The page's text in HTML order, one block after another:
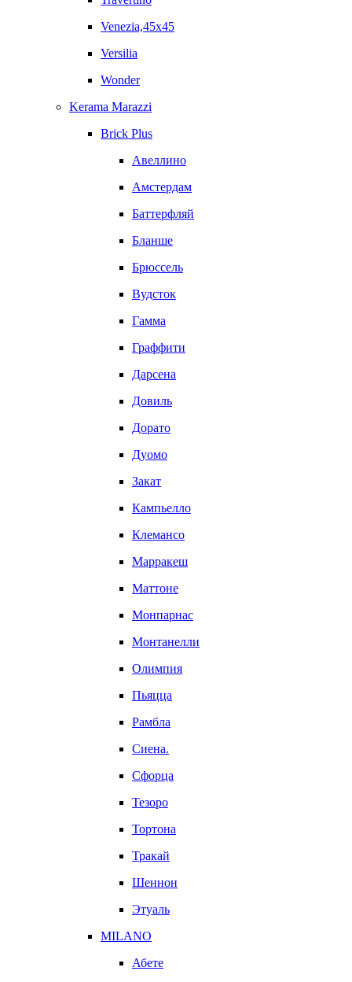
Venezia,45x45
Versilia
Wonder
Kerama Marazzi
Brick Plus
Авеллино
Амстердам
Баттерфляй
Бланше
Брюссель
Вудсток
Гамма
Граффити
Дарсена
Довиль
Дорато
Дуомо
Закат
Кампьелло
Клемансо
Марракеш
Маттоне
Монпарнас
Монтанелли
Олимпия
Пьяцца
Рамбла
Сиена.
Сфорца
Тезоро
Тортона
Тракай
Шеннон
Этуаль
MILANO
Абете